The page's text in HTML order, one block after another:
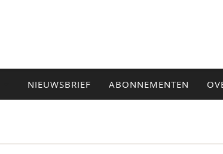
NIEUWSBRIEF ABONNEMENTEN